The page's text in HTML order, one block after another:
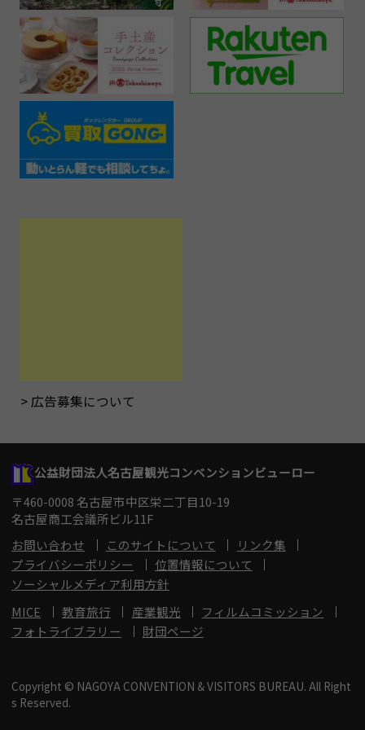
広告募集について
公益財団法人名古屋観光コンベンションビューロー
〒460-0008 名古屋市中区栄二丁目10-19
名古屋商工会議所ビル11F
お問い合わせ
このサイトについて
リンク集
プライバシーポリシー
位置情報について
ソーシャルメディア利用方針
MICE
教育旅行 産業観光
フィルムコミッション
フォトライブラリー
財団ページ
Copyright © NAGOYA CONVENTION & VISITORS BUREAU. All Right
s Reserved.